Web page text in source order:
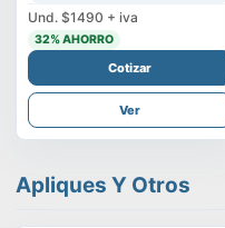
Und. $1490 + iva
32% AHORRO
Cotizar
Ver
Apliques Y Otros